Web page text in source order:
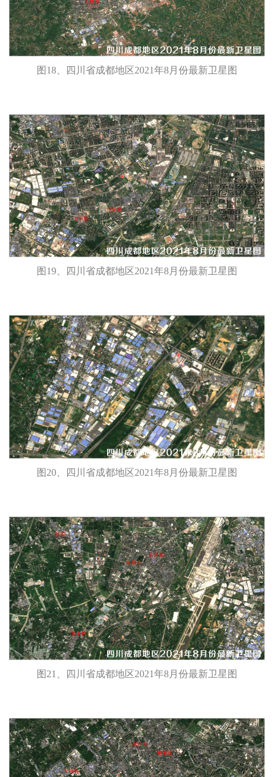
图18、四川省成都地区2021年8月份最新卫星图
图19、四川省成都地区2021年8月份最新卫星图
图20、四川省成都地区2021年8月份最新卫星图
图21、四川省成都地区2021年8月份最新卫星图